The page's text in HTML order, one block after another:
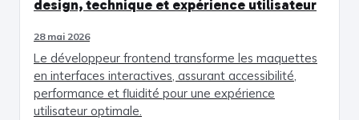
design, technique et expérience utilisateur
28 mai 2026
Le développeur frontend transforme les maquettes
en interfaces interactives, assurant accessibilité,
performance et fluidité pour une expérience
utilisateur optimale.